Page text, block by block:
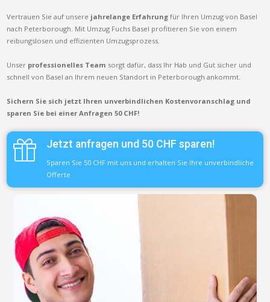
Vertrauen Sie auf unsere jahrelange Erfahrung für Ihren Umzug von Basel
nach Peterborough. Mit Umzug Fuchs Basel profitieren Sie von einem
reibungslosen und effizienten Umzugsprozess.
Unser professionelles Team sorgt dafür, dass Ihr Hab und Gut sicher und
schnell von Basel an Ihrem neuen Standort in Peterborough ankommt.
Sichern Sie sich jetzt Ihren unverbindlichen Kostenvoranschlag und
sparen Sie bei einer Anfragen 50 CHF!
Jetzt anfragen und 50 CHF sparen!
Sparen Sie 50 CHF mit uns und erhalten Sie Ihre unverbindliche
Offerte